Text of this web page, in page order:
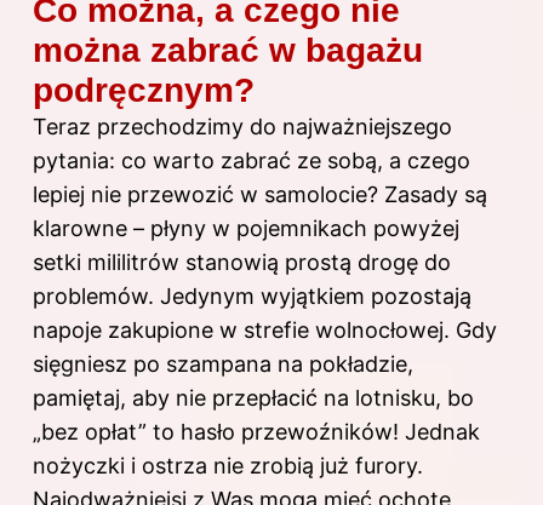
Co można, a czego nie
można zabrać w bagażu
podręcznym?
Teraz przechodzimy do najważniejszego
pytania: co warto zabrać ze sobą, a czego
lepiej nie przewozić w samolocie? Zasady są
klarowne – płyny w pojemnikach powyżej
setki mililitrów stanowią prostą drogę do
problemów. Jedynym wyjątkiem pozostają
napoje zakupione w strefie wolnocłowej. Gdy
sięgniesz po szampana na pokładzie,
pamiętaj, aby nie przepłacić na lotnisku, bo
„bez opłat” to hasło przewoźników! Jednak
nożyczki i ostrza nie zrobią już furory.
Najodważniejsi z Was mogą mieć ochotę